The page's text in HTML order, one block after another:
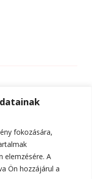
fokozására,
elemzésére. A
Ön hozzájárul a